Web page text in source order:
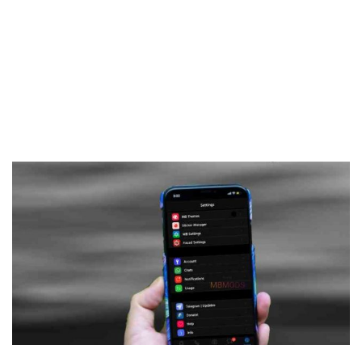
Frankenstein45.Com